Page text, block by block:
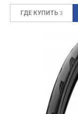
ГДЕ КУПИТЬ 3